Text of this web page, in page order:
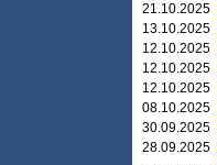
21.10.2025
13.10.2025
12.10.2025
12.10.2025
12.10.2025
08.10.2025
30.09.2025
28.09.2025